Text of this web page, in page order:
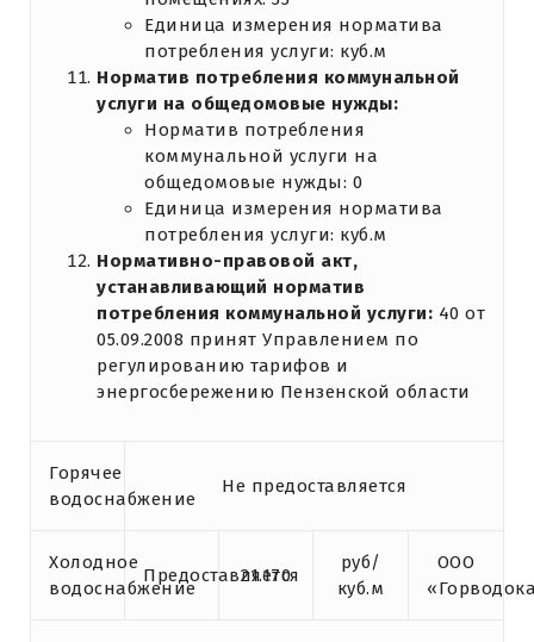
Единица измерения норматива
потребления услуги: куб.м
Норматив потребления коммунальной
услуги на общедомовые нужды:
Норматив потребления
коммунальной услуги на
общедомовые нужды: 0
Единица измерения норматива
потребления услуги: куб.м
Нормативно-правовой акт,
устанавливающий норматив
потребления коммунальной услуги: 40 от
05.09.2008 принят Управлением по
регулированию тарифов и
энергосбережению Пензенской области
Горячее
водоснабжение
Не предоставляется
Холодное
водоснабжение
Предоставляется
21.170
руб/
куб.м
ООО